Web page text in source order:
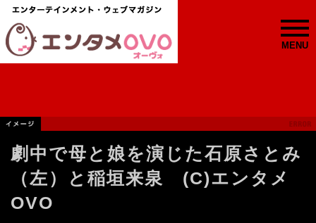
MENU
劇中で母と娘を演じた石原さとみ
（左）と稲垣来泉 (C)エンタメ
OVO